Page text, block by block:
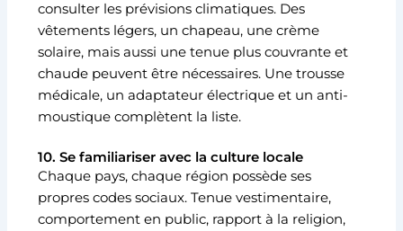
consulter les prévisions climatiques. Des
vêtements légers, un chapeau, une crème
solaire, mais aussi une tenue plus couvrante et
chaude peuvent être nécessaires. Une trousse
médicale, un adaptateur électrique et un anti-
moustique complètent la liste.
10. Se familiariser avec la culture locale
Chaque pays, chaque région possède ses
propres codes sociaux. Tenue vestimentaire,
comportement en public, rapport à la religion,